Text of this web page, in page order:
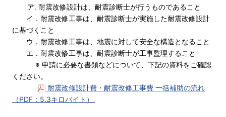
ア. 耐震改修設計は、耐震診断士が行うものであること
イ．耐震改修工事は、耐震診断士が実施した耐震改修設計
に基づくこと
ウ．耐震改修工事は、地震に対して安全な構造となること
エ．耐震改修工事は、耐震診断士が工事監理すること
※ 申請に必要な書類などについて、下記の資料をご確認
ください。
耐震改修設計費・耐震改修工事費 一括補助の流れ
（PDF：5.3キロバイト）